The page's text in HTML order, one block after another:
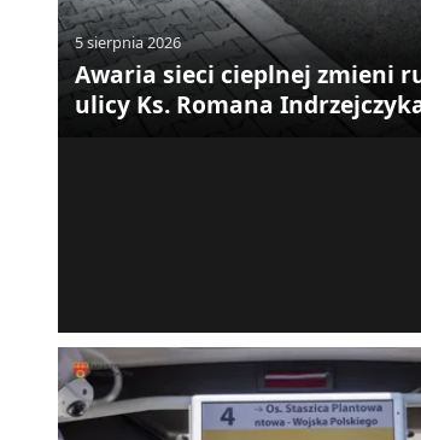
5 sierpnia 2026
Awaria sieci cieplnej zmieni
ulicy Ks. Romana